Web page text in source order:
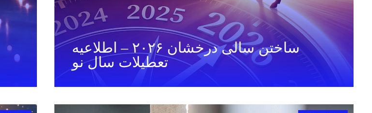
ساختن سالی درخشان ۲۰۲۶ – اطلاعیه
تعطیلات سال نو